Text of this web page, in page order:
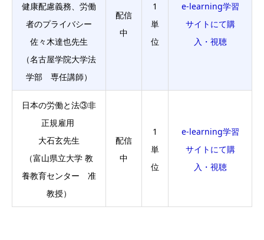
健康配慮義務、労働
者のプライバシー
佐々木達也先生
（名古屋学院大学法
学部 専任講師）
配信
中
1
単
位
e-learning学習
サイトにて購
入・視聴
日本の労働と法③非
正規雇用
大石玄先生
（富山県立大学 教
養教育センター 准
教授）
配信
中
1
単
位
e-learning学習
サイトにて購
入・視聴